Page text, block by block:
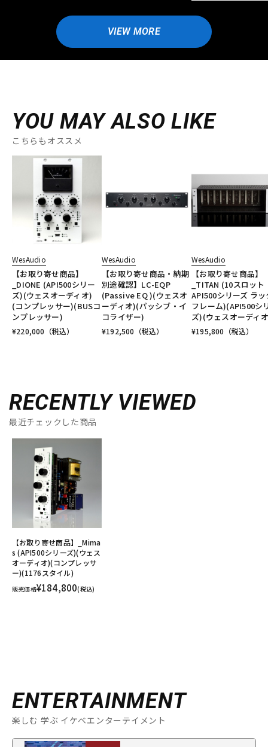
VIEW MORE
YOU MAY ALSO LIKE
こちらもオススメ
WesAudio
【お取り寄せ商品】
_DIONE (API500シリー
ズ)(ウェスオーディオ)
(コンプレッサー)(BUSコ
ンプレッサー)
¥220,000 （税込）
WesAudio
【お取り寄せ商品・納期
別途確認】LC-EQP
(Passive EQ )(ウェスオ
ーディオ)(パッシブ・イ
コライザー)
¥192,500 （税込）
WesAudio
【お取り寄せ商品】
_TITAN (10スロット
API500シリーズ ラッ
フレーム)(API500シ
ズ)(ウェスオーディ
¥195,800 （税込）
RECENTLY VIEWED
最近チェックした商品
【お取り寄せ商品】_Mima
s (API500シリーズ)(ウェス
オーディオ)(コンプレッサ
ー)(1176スタイル)
販売価格¥184,800(税込)
ENTERTAINMENT
楽しむ 学ぶ イケベエンターテイメント